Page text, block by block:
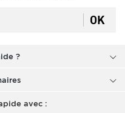
OK
?
avec :